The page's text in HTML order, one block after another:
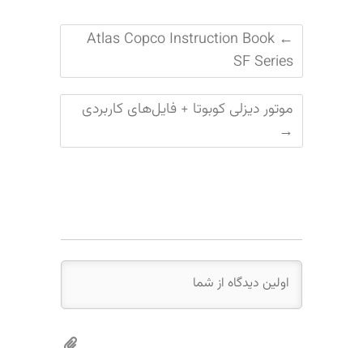
←
Atlas Copco Instruction Book
SF Series
موتور دیزلی کوبوتا + فایل‌های کاربردی
→